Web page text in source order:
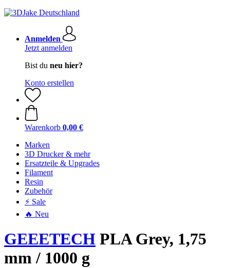
Anmelden
Jetzt anmelden
Bist du neu hier?
Konto erstellen
Warenkorb 0,00 €
Marken
3D Drucker & mehr
Ersatzteile & Upgrades
Filament
Resin
Zubehör
⚡ Sale
🔥 Neu
GEEETECH PLA Grey, 1,75
mm / 1000 g